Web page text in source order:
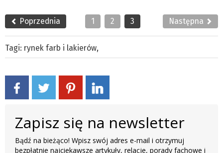
Poprzednia 1 2 3 Następna
Tagi: rynek farb i lakierów,
Zapisz się na newsletter
Bądź na bieżąco! Wpisz swój adres e-mail i otrzymuj
bezpłatnie najciekawsze artykuły, relacje, porady fachowe i